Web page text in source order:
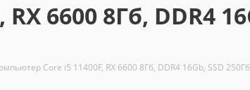
6600 8Гб, DDR4
Core i5 11400F, RX 6600 8Гб, DDR4 16Gb, SSD